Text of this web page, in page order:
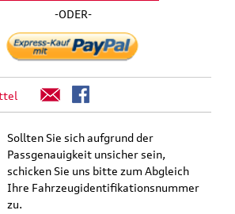
-ODER-
Sollten Sie sich aufgrund der
Passgenauigkeit unsicher sein,
schicken Sie uns bitte zum Abgleich
Ihre Fahrzeugidentifikationsnummer
zu.